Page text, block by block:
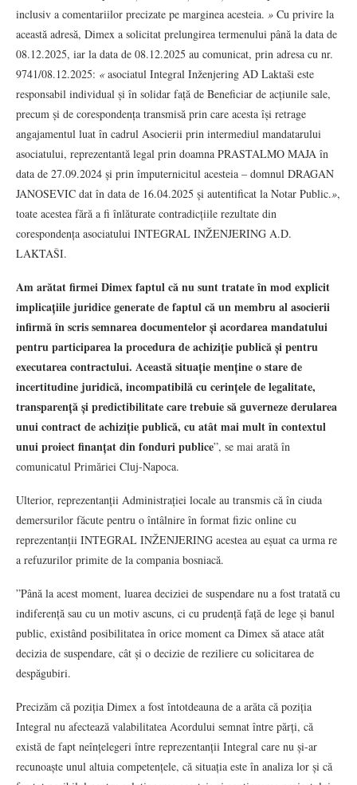
inclusiv a comentariilor precizate pe marginea acesteia. » Cu privire la
această adresă, Dimex a solicitat prelungirea termenului până la data de
08.12.2025, iar la data de 08.12.2025 au comunicat, prin adresa cu nr.
9741/08.12.2025: «asociatul Integral Inženjering AD Laktaši este
responsabil individual și în solidar față de Beneficiar de acțiunile sale,
precum și de corespondența transmisă prin care acesta își retrage
angajamentul luat în cadrul Asocierii prin intermediul mandatarului
asociatului, reprezentantă legal prin doamna PRASTALMO MAJA în
data de 27.09.2024 și prin împuternicitul acesteia – domnul DRAGAN
JANOSEVIC dat în data de 16.04.2025 și autentificat la Notar Public.»,
toate acestea fără a fi înlăturate contradicțiile rezultate din
corespondența asociatului INTEGRAL INŽENJERING A.D.
LAKTAŠI.
Am arătat firmei Dimex faptul că nu sunt tratate în mod explicit
implicațiile juridice generate de faptul că un membru al asocierii
infirmă în scris semnarea documentelor și acordarea mandatului
pentru participarea la procedura de achiziție publică și pentru
executarea contractului. Această situație menține o stare de
incertitudine juridică, incompatibilă cu cerințele de legalitate,
transparență și predictibilitate care trebuie să guverneze derularea
unui contract de achiziție publică, cu atât mai mult în contextul
unui proiect finanțat din fonduri publice”, se mai arată în
comunicatul Primăriei Cluj-Napoca.
Ulterior, reprezentanții Administrației locale au transmis că în ciuda
demersurilor făcute pentru o întâlnire în format fizic online cu
reprezentanții INTEGRAL INŽENJERING acestea au eșuat ca urma re
a refuzurilor primite de la compania bosniacă.
”Până la acest moment, luarea deciziei de suspendare nu a fost tratată cu
indiferență sau cu un motiv ascuns, ci cu prudență față de lege și banul
public, existând posibilitatea în orice moment ca Dimex să atace atât
decizia de suspendare, cât și o decizie de reziliere cu solicitarea de
despăgubiri.
Precizăm că poziția Dimex a fost întotdeauna de a arăta că poziția
Integral nu afectează valabilitatea Acordului semnat între părți, că
există de fapt neînțelegeri între reprezentanții Integral care nu și-ar
recunoaște unul altuia competențele, că situația este în analiza lor și că